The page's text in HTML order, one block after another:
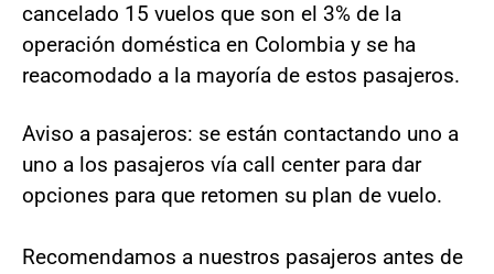
cancelado 15 vuelos que son el 3% de la
operación doméstica en Colombia y se ha
reacomodado a la mayoría de estos pasajeros.
Aviso a pasajeros: se están contactando uno a
uno a los pasajeros vía call center para dar
opciones para que retomen su plan de vuelo.
Recomendamos a nuestros pasajeros antes de